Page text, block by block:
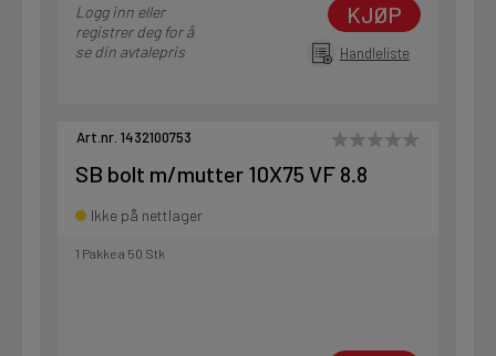
Logg inn eller
registrer deg for å
se din avtalepris
KJØP
Handleliste
Art.nr. 1432100753
SB bolt m/mutter 10X75 VF 8.8
Ikke på nettlager
1 Pakke a 50 Stk